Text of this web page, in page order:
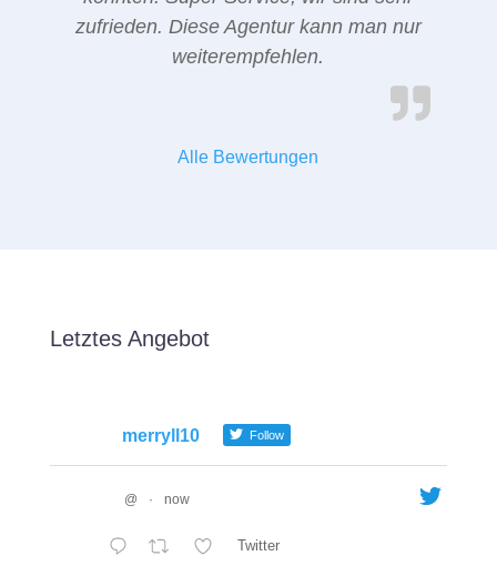
zufrieden. Diese Agentur kann man nur
weiterempfehlen.
Alle Bewertungen
Letztes Angebot
merryll10 Follow
@ · now
Twitter